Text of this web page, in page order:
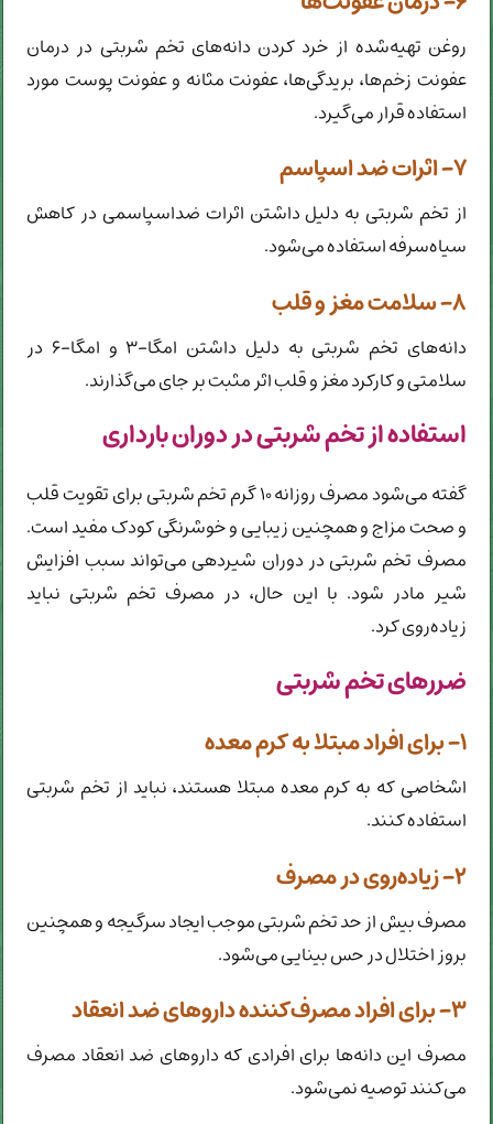
روغن تهیه‌شده از خرد کردن دانه‌های تخم شربتی در درمان
عفونت زخم‌ها، بریدگی‌ها، عفونت مثانه و عفونت پوست مورد
استفاده قرار می‌گیرد.
۷- اثرات ضد اسپاسم
از تخم شربتی به دلیل داشتن اثرات ضداسپاسمی در کاهش
سیاه‌سرفه استفاده می‌شود.
۸- سلامت مغز و قلب
دانه‌های تخم شربتی به دلیل داشتن امگا-۳ و امگا-۶ در
سلامتی و کارکرد مغز و قلب اثر مثبت بر جای می‌گذارند.
استفاده از تخم شربتی در دوران بارداری
گفته می‌شود مصرف روزانه ۱۰ گرم تخم شربتی برای تقویت قلب
و صحت مزاج و همچنین زیبایی و خوشرنگی کودک مفید است.
مصرف تخم شربتی در دوران شیردهی می‌تواند سبب افزایش
شیر مادر شود. با این حال، در مصرف تخم شربتی نباید
زیاده‌روی کرد.
ضررهای تخم شربتی
۱- برای افراد مبتلا به کرم معده
اشخاصی که به کرم معده مبتلا هستند، نباید از تخم شربتی
استفاده کنند.
۲- زیاده‌روی در مصرف
مصرف بیش از حد تخم شربتی موجب ایجاد سرگیجه و همچنین
بروز اختلال در حس بینایی می‌شود.
۳- برای افراد مصرف‌کننده داروهای ضد انعقاد
مصرف این دانه‌ها برای افرادی که داروهای ضد انعقاد مصرف
می‌کنند توصیه نمی‌شود.